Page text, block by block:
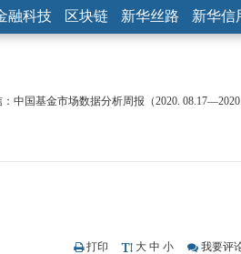
融科技 区块链 新华丝路 新华信
中国基金市场数据分析周报（2020.
市场净投放300亿元 短端资金利率明显下行
打印 大 中 小 我要评